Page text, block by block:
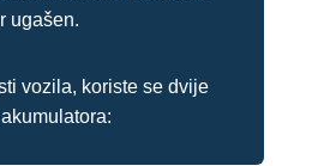
ugašen.
vozila, koriste se dvije